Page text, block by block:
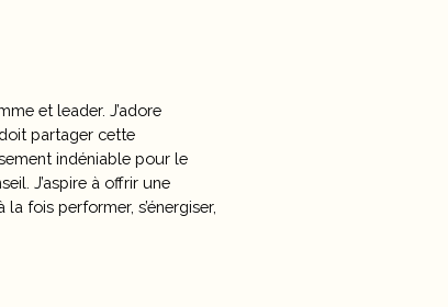
et leader. J’adore
partager cette
indéniable pour le
J’aspire à offrir une
fois performer, s’énergiser,